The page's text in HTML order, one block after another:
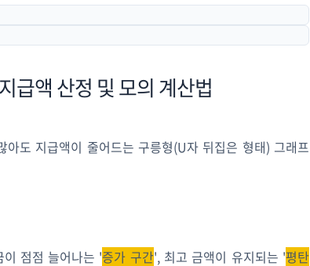
급액 산정 및 모의 계산법
도 지급액이 줄어드는 구릉형(U자 뒤집은 형태) 그래프
이 점점 늘어나는 '증가 구간', 최고 금액이 유지되는 '평탄